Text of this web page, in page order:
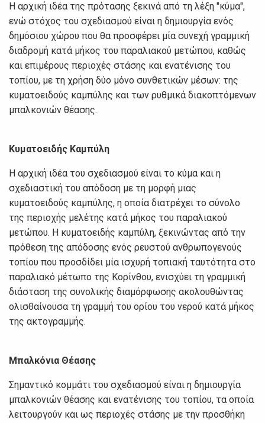
Η αρχική ιδέα της πρότασης ξεκινά από τη λέξη "κύμα",
ενώ στόχος του σχεδιασμού είναι η δημιουργία ενός
δημόσιου χώρου που θα προσφέρει μία συνεχή γραμμική
διαδρομή κατά μήκος του παραλιακού μετώπου, καθώς
και επιμέρους περιοχές στάσης και ενατένισης του
τοπίου, με τη χρήση δύο μόνο συνθετικών μέσων: της
κυματοειδούς καμπύλης και των ρυθμικά διακοπτόμενων
μπαλκονιών θέασης.
Κυματοειδής Καμπύλη
Η αρχική ιδέα του σχεδιασμού είναι το κύμα και η
σχεδιαστική του απόδοση με τη μορφή μιας
κυματοειδούς καμπύλης, η οποία διατρέχει το σύνολο
της περιοχής μελέτης κατά μήκος του παραλιακού
μετώπου. Η κυματοειδής καμπύλη, ξεκινώντας από την
πρόθεση της απόδοσης ενός ρευστού ανθρωπογενούς
τοπίου που προσδίδει μία ισχυρή τοπιακή ταυτότητα στο
παραλιακό μέτωπο της Κορίνθου, ενισχύει τη γραμμική
διάσταση της συνολικής διαμόρφωσης ακολουθώντας
ολισθαίνουσα τη γραμμή του ορίου του νερού κατά μήκος
της ακτογραμμής.
Μπαλκόνια Θέασης
Σημαντικό κομμάτι του σχεδιασμού είναι η δημιουργία
μπαλκονιών θέασης και ενατένισης του τοπίου, τα οποία
λειτουργούν και ως περιοχές στάσης με την προσθήκη